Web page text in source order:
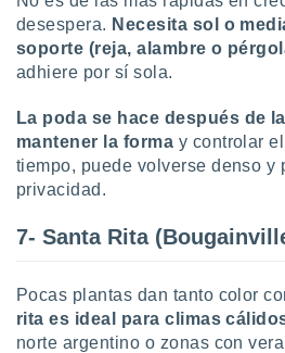
desespera. Necesita sol o
soporte (reja, alambre o
adhiere por sí sola.
La poda se hace después de
mantener la forma y controlar
tiempo, puede volverse denso y
privacidad.
7- Santa Rita
Pocas plantas dan tanto color
rita es ideal para climas
norte argentino o zonas con